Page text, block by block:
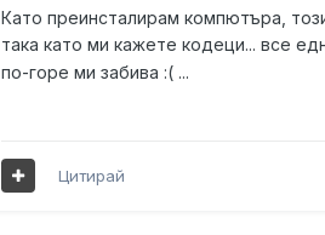
Като преинсталирам компютъра,
така като ми кажете кодеци... все
по-горе ми забива :( ...
Цитирай